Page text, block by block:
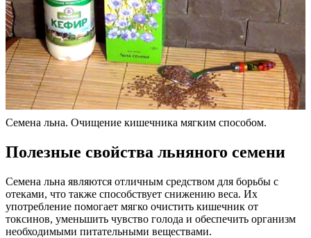
Семена льна. Очищение кишечника мягким способом.
Полезные свойства льняного семени
Семена льна являются отличным средством для борьбы с
отеками, что также способствует снижению веса. Их
употребление помогает мягко очистить кишечник от
токсинов, уменьшить чувство голода и обеспечить организм
необходимыми питательными веществами.